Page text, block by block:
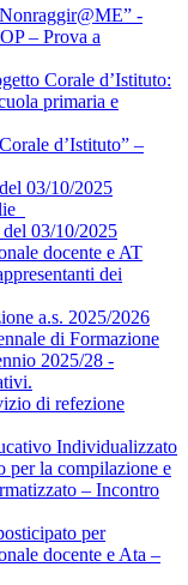
-
– Prova a
Corale d’Istituto:
primaria e
d’Istituto” –
03/10/2025
03/10/2025
docente e AT
dei
a.s. 2025/2026
di Formazione
2025/28 -
di refezione
Individualizzato
per la compilazione e
– Incontro
per
docente e Ata –